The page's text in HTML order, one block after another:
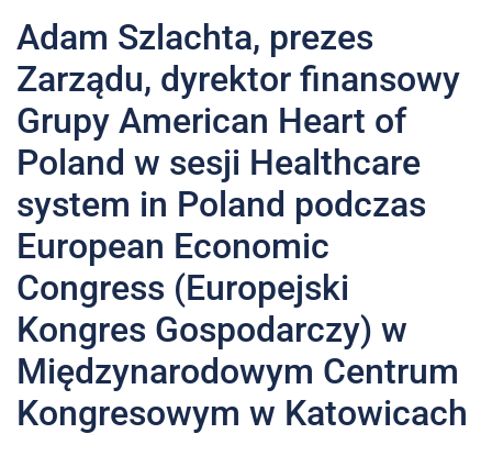
Adam Szlachta, prezes
Zarządu, dyrektor finansowy
Grupy American Heart of
Poland w sesji Healthcare
system in Poland podczas
European Economic
Congress (Europejski
Kongres Gospodarczy) w
Międzynarodowym Centrum
Kongresowym w Katowicach